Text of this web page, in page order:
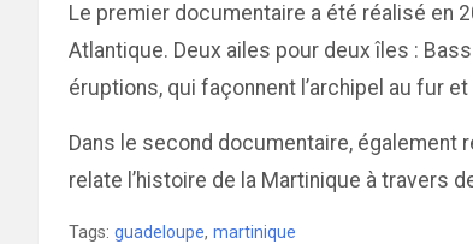
Le premier documentaire a été réalisé en
Atlantique. Deux ailes pour deux îles :
éruptions, qui façonnent l’archipel au fur
Dans le second documentaire, également
relate l’histoire de la Martinique à travers
Tags: guadeloupe, martinique